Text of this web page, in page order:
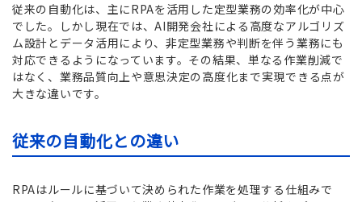
従来の自動化は、主にRPAを活用した定型業務の効率化が中心
でした。しかし現在では、AI開発会社による高度なアルゴリズ
ム設計とデータ活用により、非定型業務や判断を伴う業務にも
対応できるようになっています。その結果、単なる作業削減で
はなく、業務品質向上や意思決定の高度化まで実現できる点が
大きな違いです。
従来の自動化との違い
RPAはルールに基づいて決められた作業を処理する仕組みで